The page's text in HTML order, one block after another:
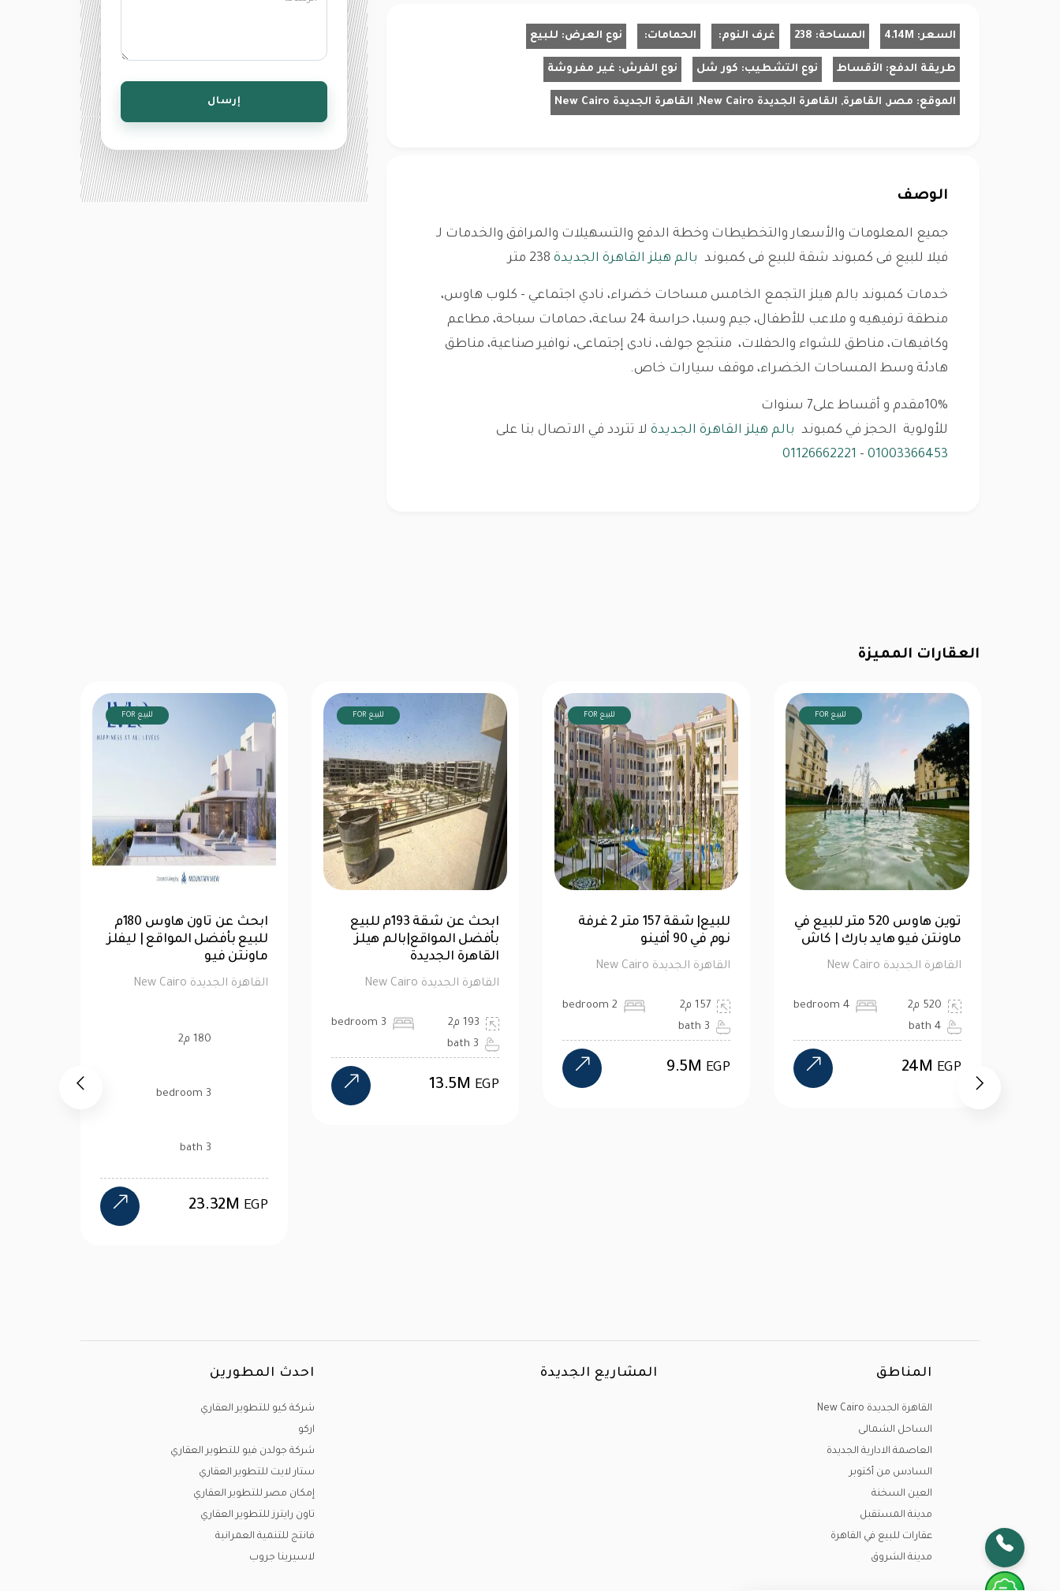
السعر: 4.14M المساحة: 238 غرف النوم: الحمامات: نوع العرض: للبيع
طريقة الدفع: الأقساط نوع التشطيب: كور شل نوع الفرش: غير مفروشة
الموقع: مصر, القاهرة, القاهرة الجديدة New Cairo, القاهرة الجديدة New Cairo
الوصف
جميع المعلومات والأسعار والتخطيطات وخطة الدفع والتسهيلات والمرافق والخدمات لـ
فيلا للبيع فى كمبوند شقة للبيع فى كمبوند بالم هيلز القاهرة الجديدة متر
خدمات كمبوند بالم هيلز التجمع الخامس مساحات خضراء، نادي اجتماعي - كلوب هاوس،
منطقة ترفيهيه و ملاعب للأطفال، جيم وسبا، حراسة 24 ساعة، حمامات سباحة، مطاعم
وكافيهات، مناطق للشواء والحفلات، منتجع جولف، نادى إجتماعى، نوافير صناعية، مناطق
هادئة وسط المساحات الخضراء، موقف سيارات خاص.
10%مقدم و أقساط على7 سنوات
للأولوية الحجز في كمبوند بالم هيلز القاهرة الجديدة لا تتردد في الاتصال بنا على
01003366453
-
01126662221
إرسال
العقارات المميزة
FOR للبيع
ابحث عن شقة 193م للبيع
بأفضل المواقع|بالم هيلز
القاهرة الجديدة
القاهرة الجديدة New Cairo
13.5M
FOR للبيع
للبيع| شقة 157 متر 2 غرفة
نوم في 90 أفينو
القاهرة الجديدة New Cairo
3 bath
FOR للبيع
توين هاوس 520 متر للبيع في
ماونتن فيو هايد بارك | كاش
القاهرة الجديدة New Cairo
520 م2
4 bedroom
4 bath
24M EGP
FOR للبيع
للبيع| تاون هاوس 176متر 4
غرف نوم في ازار 2
القاهرة الجديدة New Cairo
176 م2
4 bedroom
4 bath
17.1M EGP
المناطق
القاهرة الجديدة New Cairo
الساحل الشمالى
العاصمة الادارية الجديدة
السادس من أكتوبر
العين السخنة
مدينة المستقبل
عقارات للبيع في القاهرة
مدينة الشروق
المشاريع الجديدة احدث المطورين
شركة كيو للتطوير العقاري
اركو
شركة جولدن فيو للتطوير العقاري
ستار لايت للتطوير العقاري
إمكان مصر للتطوير العقاري
تاون رايترز للتطوير العقاري
فانتج للتنمية العمرانية
لاسيرينا جروب